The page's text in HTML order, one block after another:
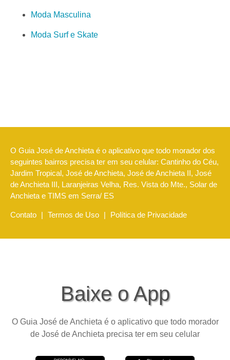
Moda Masculina
Moda Surf e Skate
O Guia José de Anchieta é o aplicativo que todo morador dos
seguintes bairros precisa ter em seu celular: Cantinho do Céu,
Jardim Tropical, José de Anchieta, José de Anchieta II, José
de Anchieta III, Laranjeiras Velha, Res. Vista do Mte., Solar de
Anchieta e TIMS em Serra/ ES
Contato | Termos de Uso | Política de Privacidade
Baixe o App
O Guia José de Anchieta é o aplicativo que todo morador
de José de Anchieta precisa ter em seu celular